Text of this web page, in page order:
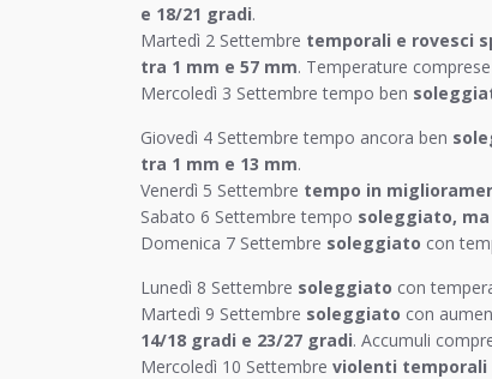
e 18/21 gradi.
Martedì 2 Settembre temporali e rovesci
tra 1 mm e 57 mm. Temperature comprese
Mercoledì 3 Settembre tempo ben
Giovedì 4 Settembre tempo ancora ben
tra 1 mm e 13 mm.
Venerdì 5 Settembre tempo in
Sabato 6 Settembre tempo soleggiato,
Domenica 7 Settembre soleggiato con
Lunedì 8 Settembre soleggiato con
Martedì 9 Settembre soleggiato con
14/18 gradi e 23/27 gradi. Accumuli
Mercoledì 10 Settembre violenti